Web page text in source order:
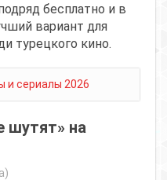
бесплатно и в
вариант для
турецкого кино.
и сериалы 2026
шутят» на